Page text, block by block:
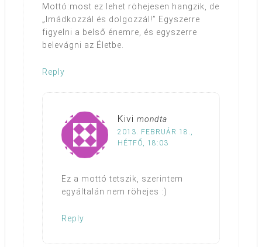
Mottó:most ez lehet röhejesen hangzik, de
„Imádkozzál és dolgozzál!” Egyszerre
figyelni a belső énemre, és egyszerre
belevágni az Életbe.
Reply
Kivi mondta
2013. FEBRUÁR 18.,
HÉTFŐ, 18:03
Ez a mottó tetszik, szerintem
egyáltalán nem röhejes :)
Reply